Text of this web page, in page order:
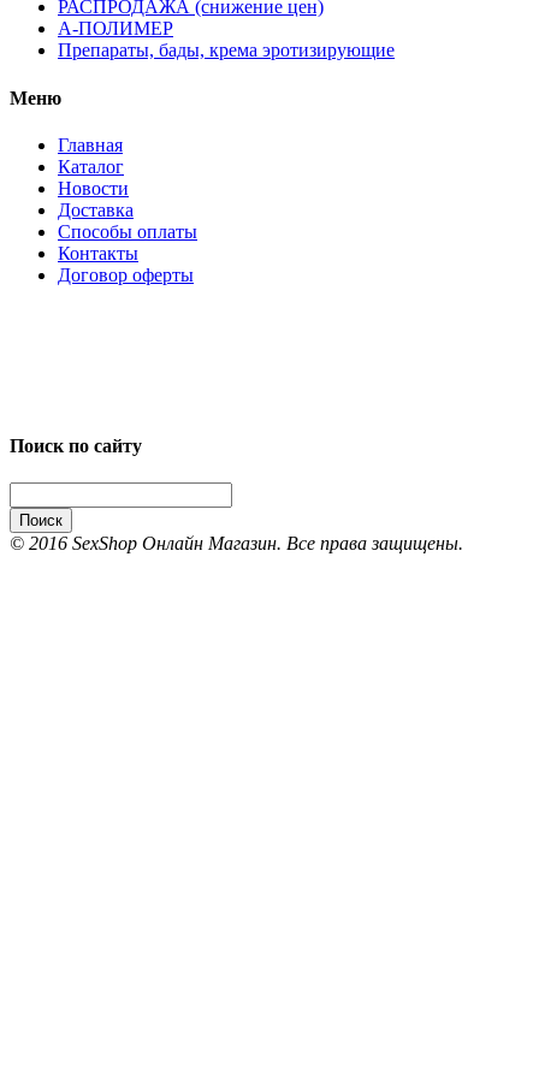
РАСПРОДАЖА (снижение цен)
А-ПОЛИМЕР
Препараты, бады, крема эротизирующие
Меню
Главная
Каталог
Новости
Доставка
Способы оплаты
Контакты
Договор оферты
Поиск по сайту
Поиск
© 2016 SexShop Онлайн Магазин. Все права защищены.